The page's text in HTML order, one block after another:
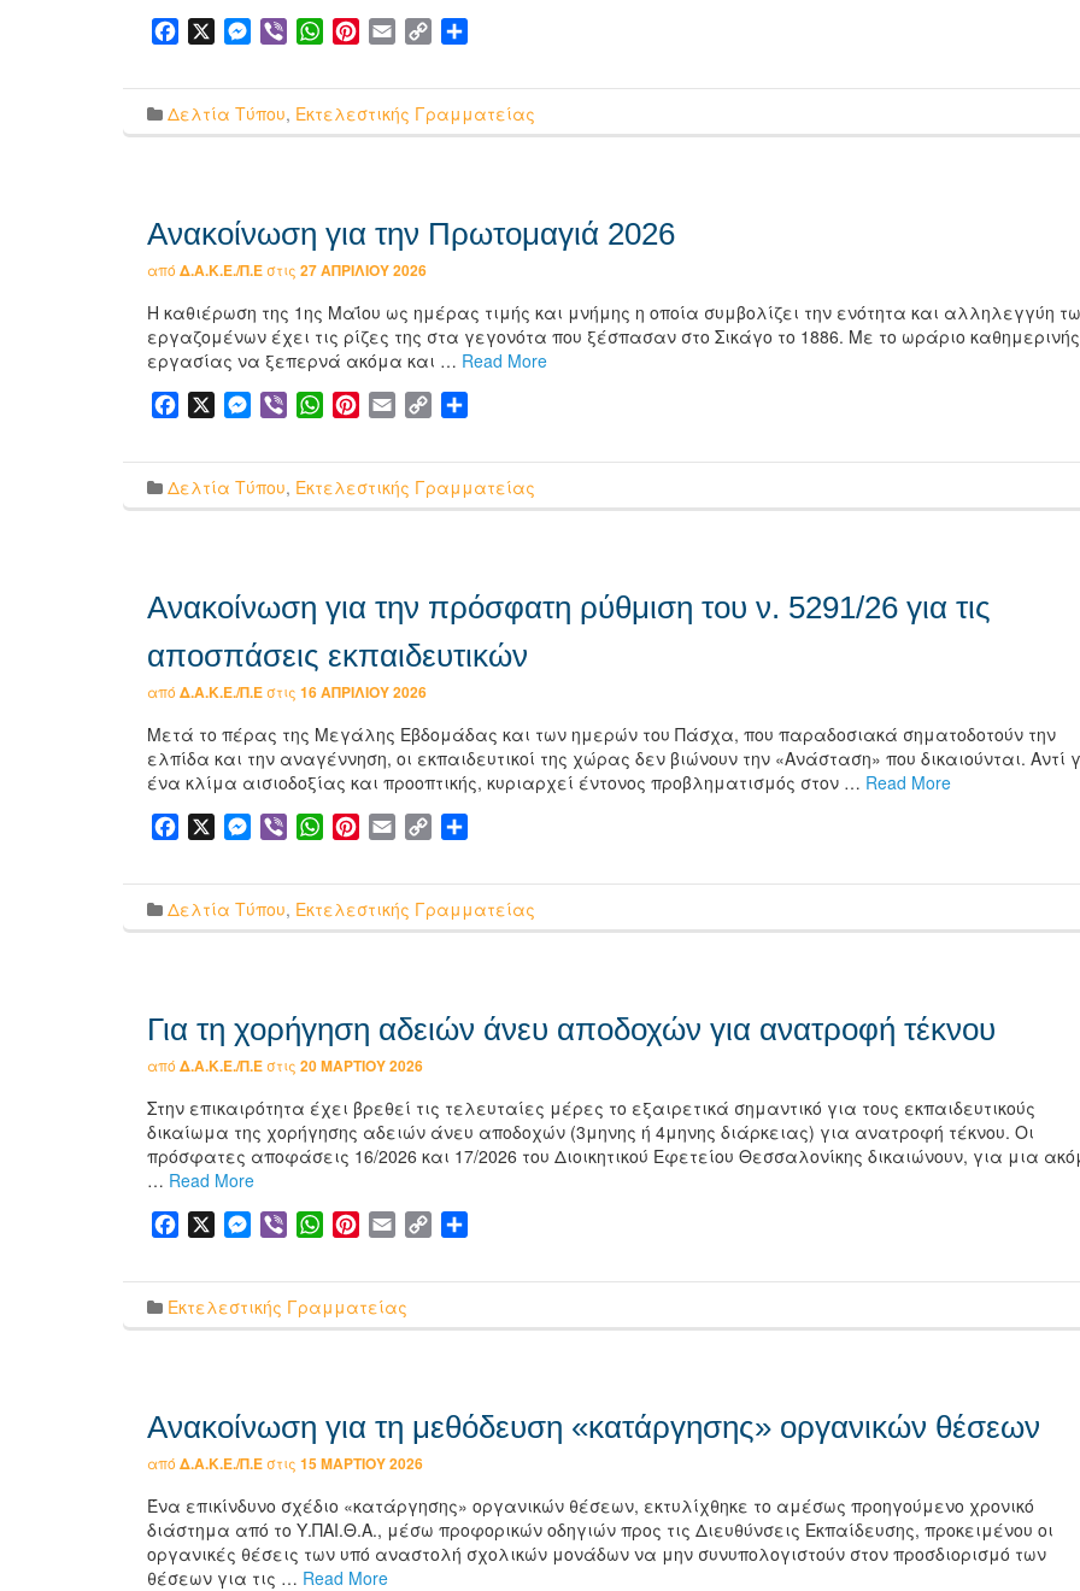
Facebook Messenger
Viber WhatsApp
Pinterest
Email Copy
Δελτία Τύπου, Εκτελεστικής Γραμματείας
Ανακοίνωση για την Πρωτομαγιά 2026
από Δ.Α.Κ.Ε./Π.Εστις 27 ΑΠΡΙΛΊΟΥ 2026
Η καθιέρωση της 1ης Μαΐου ως ημέρας τιμής και μνήμης η οποία συμβολίζει την ενότητα και αλληλεγγύη
εργαζομένων έχει τις ρίζες της στα γεγονότα που ξέσπασαν στο Σικάγο το 1886. Mε το ωράριο καθημερινής
εργασίας να ξεπερνά ακόμα και … Read More
Facebook Messenger
Viber WhatsApp
Pinterest
Email Copy
Δελτία Τύπου, Εκτελεστικής Γραμματείας
Ανακοίνωση για την πρόσφατη ρύθμιση του ν. 5291/26 για τις
αποσπάσεις εκπαιδευτικών
από Δ.Α.Κ.Ε./Π.Εστις 16 ΑΠΡΙΛΊΟΥ 2026
Μετά το πέρας της Μεγάλης Εβδομάδας και των ημερών του Πάσχα, που παραδοσιακά σηματοδοτούν την
ελπίδα και την αναγέννηση, οι εκπαιδευτικοί της χώρας δεν βιώνουν την «Ανάσταση» που δικαιούνται. Αντί
ένα κλίμα αισιοδοξίας και προοπτικής, κυριαρχεί έντονος προβληματισμός στον … Read More
Facebook Messenger
Viber WhatsApp
Pinterest
Email Copy
Δελτία Τύπου, Εκτελεστικής Γραμματείας
Για τη χορήγηση αδειών άνευ αποδοχών για ανατροφή τέκνου
από Δ.Α.Κ.Ε./Π.Εστις 20 ΜΑΡΤΊΟΥ 2026
Στην επικαιρότητα έχει βρεθεί τις τελευταίες μέρες το εξαιρετικά σημαντικό για τους εκπαιδευτικούς
δικαίωμα της χορήγησης αδειών άνευ αποδοχών (3μηνης ή 4μηνης διάρκειας) για ανατροφή τέκνου. Οι
πρόσφατες αποφάσεις 16/2026 και 17/2026 του Διοικητικού Εφετείου Θεσσαλονίκης δικαιώνουν, για μια
… Read More
Facebook Messenger
Viber WhatsApp
Pinterest
Email Copy
Εκτελεστικής Γραμματείας
Ανακοίνωση για τη μεθόδευση «κατάργησης» οργανικών θέσεων
από Δ.Α.Κ.Ε./Π.Εστις 15 ΜΑΡΤΊΟΥ 2026
Ένα επικίνδυνο σχέδιο «κατάργησης» οργανικών θέσεων, εκτυλίχθηκε το αμέσως προηγούμενο χρονικό
διάστημα από το Υ.ΠΑΙ.Θ.Α., μέσω προφορικών οδηγιών προς τις Διευθύνσεις Εκπαίδευσης, προκειμένου οι
οργανικές θέσεις των υπό αναστολή σχολικών μονάδων να μην συνυπολογιστούν στον προσδιορισμό των
θέσεων για τις … Read More